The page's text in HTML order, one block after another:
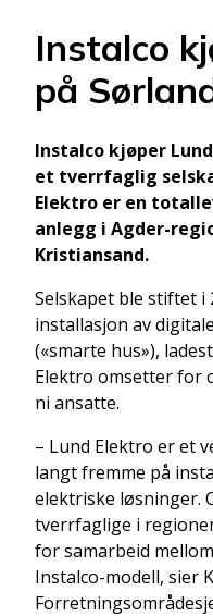
Instalco
på
Instalco kjøper
et tverrfaglig
Elektro er en
anlegg i Agder-
Kristiansand.
Selskapet ble stiftet
installasjon av
(«smarte hus»),
Elektro omsetter for
ni ansatte.
– Lund Elektro er et
langt fremme på
elektriske løsninger.
tverrfaglige i
for samarbeid
Instalco-modell, sier